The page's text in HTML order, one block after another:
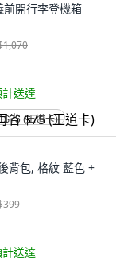
前開行李登機箱
送達
$75 (王道卡)
背包, 格紋 藍色 +
送達